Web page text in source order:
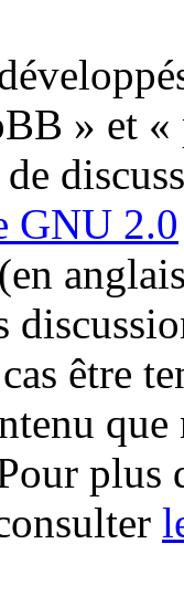
» et
GNU 2.0
(en
être
que